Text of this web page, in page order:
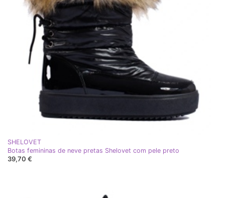
SHELOVET
Botas femininas de neve pretas Shelovet com pele preto
39,70 €